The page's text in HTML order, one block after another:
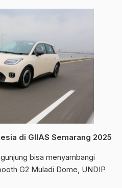
di GIIAS Semarang 2025
bisa menyambangi
G2 Muladi Dome, UNDIP